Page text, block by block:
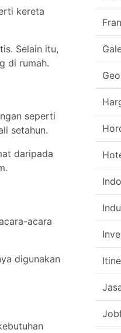
kereta
Selain itu,
di rumah.
seperti
setahun.
daripada
acara
digunakan